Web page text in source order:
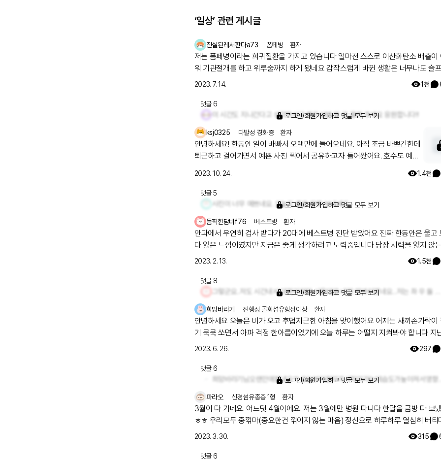
‘일상’ 관련 게시글
진실된레서판다a73 폼페병 환자
저는 폼페병이라는 희귀질환을 가지고 있습니다 얼마전 스스로 이산화탄소 배출이 어려
워 기관절개를 하고 위루술까지 하게 됐네요 갑작스럽게 바뀐 생활은 너무나도 슬프고 힘
듭니다.그렇지만 하루하루 계속 살아가야겠지요..너무 힘든마음에 레어노트에다 글
2023. 7. 14. 1천
댓글 6
이 시간도 지나간다고 생각하시고 함드실텐 또 글 올려 주세요 응원합니다!!
로그인/회원가입하고 댓글 모두 보기
ksj0325 다발성 경화증 환자
안녕하세요! 한동안 일이 바빠서 오랜만에 들어오네요. 아직 조금 바쁘긴한데
퇴근하고 걸어가면서 예쁜 사진 찍어서 공유하고자 들어왔어요. 호수도 예쁘
네요..ㅎ 이제 크리스마스가 두 달 정도 밖에 안남아서 그런지 트리도 벌써 세
웠어요! 꼭대기에 별 모양 장식이 없어서 그런지 허전해서 사진에 별 모양 이
모티콘 붙였어요ㅎㅎ 날이 많이 추워졌는데 감기도 독감도 코로나도 조심하
세요 다들!!
2023. 10. 24. 1.4천
댓글5
사진이 너무 예쁘네요. 오늘도 좋은 하루 보내세요
로그인/회원가입하고 댓글 모두 보기
듬직한담비f76 베스트병 환자
안과에서 우연히 검사 받다가 20대에 베스트병 진단 받았어요 진짜 한동안은 울고
다 잃은 느낌이였지만 지금은 좋게 생각하려고 노력중입니다 당장 시력을 잃지 않
점...그래서 더 많이 좋은거 보고 열심히 살려고 해요.. 저와같은 희귀난치병인 베스
건 어떨까요ㅎㅎ
2023. 2. 13. 1.5천
댓글 8
로그인/회원가입하고 댓글 모두 보기
희망바라기 진행성 골화섬유형성이상 환자
안녕하세요 오늘은 비가 오고 후덥지근한 아침을 맞이했어요 어제는 새끼손가락이 갑자
기 쿡쿡 쏘면서 아파 걱정 한아름이었기에 오늘 하루는 어떨지 지켜봐야 합니다 지
운데 손가락이 아프면서 2번째 손가락도 아프더니 이제는 새끼손가락이네요 손이
건강 조심하시고 즐거운 한주 보내세요
2023. 6. 26. 297
댓글 6
로그인/회원가입하고 댓글 모두 보기
파라오 신경섬유종증 1형 환자
3월이 다 가네요. 어느덧 4월이에요. 저는 3월에만 병원 다니다 한달을 금방 다 보냈네요..
ㅎㅎ 우리모두 중꺾마(중요한건 꺾이지 않는 마음) 정신으로 하루하루 열심히 버티며 살
아봅시다!! 화이팅!!
2023. 3. 30. 315
댓글 6